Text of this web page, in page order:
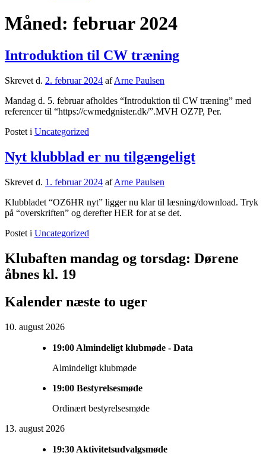
Måned: februar 2024
Introduktion til CW træning
Skrevet d. 2. februar 2024 afArne Paulsen
Mandag d. 5. februar afholdes “Introduktion til CW træning” med
referencer til “https://cwmedgnister.dk/”.MVH OZ7P, Per.
Postet i Uncategorized
Nyt klubblad er nu tilgængeligt
Skrevet d. 1. februar 2024 afArne Paulsen
Klubbladet “OZ6HR nyt” ligger nu klar til læsning/download. Tryk
på “overskriften” og derefter HER for at se det.
Postet i Uncategorized
Primary
Sidebar
Area
Klubaften mandag og torsdag: Dørene
åbnes kl. 19
Kalender næste to uger
10. august 2026
19:00 Almindeligt klubmøde - Data
Almindeligt klubmøde
19:00 Bestyrelsesmøde
Ordinært bestyrelsesmøde
13. august 2026
19:30 Aktivitetsudvalgsmøde